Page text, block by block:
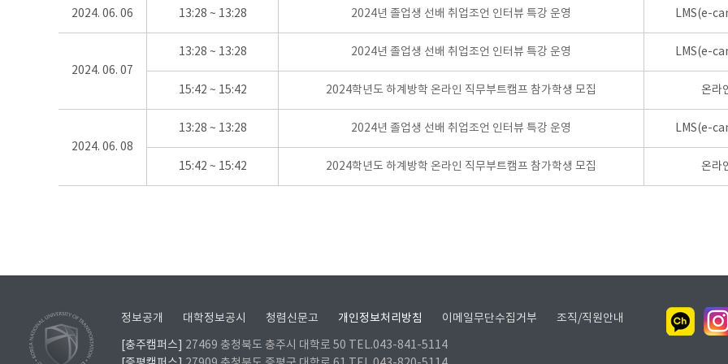
2024. 06. 06 13:28 ~ 13:28 2024년 졸업생 선배 취업조언 인터뷰 특강 운영 LMS(e-
2024. 06. 07
13:28 ~ 13:28 2024년 졸업생 선배 취업조언 인터뷰 특강 운영 LMS(e-
15:42 ~ 15:42 2024학년도 하계방학 온라인 직무부트캠프 참가학생 모집 온라
2024. 06. 08
13:28 ~ 13:28 2024년 졸업생 선배 취업조언 인터뷰 특강 운영 LMS(e-
15:42 ~ 15:42 2024학년도 하계방학 온라인 직무부트캠프 참가학생 모집 온라
정보공개 대학정보공시 청렴신문고 개인정보처리방침 이메일무단수집거부 조직/직원안내
[충주캠퍼스]
27469 충청북도 충주시 대학로 50 TEL.043-841-5114